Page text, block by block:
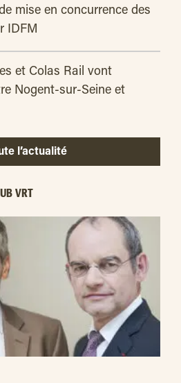
mise en concurrence des
IDFM
et Colas Rail vont
Nogent-sur-Seine et
l’actualité
VRT